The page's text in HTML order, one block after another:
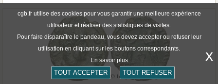
cgb.fr utilise des cookies pour vous garantir une meilleure expérience
utilisateur et réaliser des statistiques de visites.
Pour faire disparaître le bandeau, vous devez accepter ou refuser leur
utilisation en cliquant sur les boutons correspondants.
En savoir plus
TOUT ACCEPTER TOUT REFUSER
x